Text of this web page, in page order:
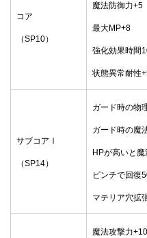
コア
（SP10）
魔法防御力+5
最大MP+8
強化効果時間
状態異常耐性
サブコアⅠ
（SP14）
ガード時の物
ガード時の魔
HPが高いと
ピンチで回復
マテリア穴拡
魔法攻撃力+10